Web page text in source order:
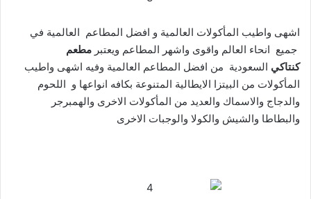
اشهى واطيب المأكولات العالمية و افضل المطاعم العالمية في
جميع انحاء العالم واقوى واشهر المطاعم ويعتبر مطعم
كنتاكي السعودية من افضل المطاعم العالمية وفيه اشهى واطيب
المأكولات من البيتزا الايطالية المتنوعة بكافه انواعها و اللحوم
والدجاج والاسماك والعديد من المأكولات الاخرى والهمبرجر
والبطاطا والشيش والكولا والوجبات الاخرى